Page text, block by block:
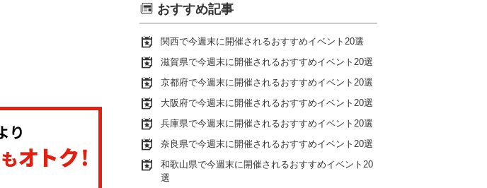
おすすめ記事
関西で今週末に開催されるおすすめイベント20選
滋賀県で今週末に開催されるおすすめイベント20選
京都府で今週末に開催されるおすすめイベント20選
大阪府で今週末に開催されるおすすめイベント20選
兵庫県で今週末に開催されるおすすめイベント20選
奈良県で今週末に開催されるおすすめイベント20選
和歌山県で今週末に開催されるおすすめイベント20
選